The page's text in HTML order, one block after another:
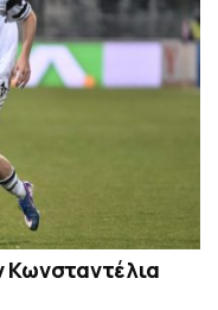
Κωνσταντέλια